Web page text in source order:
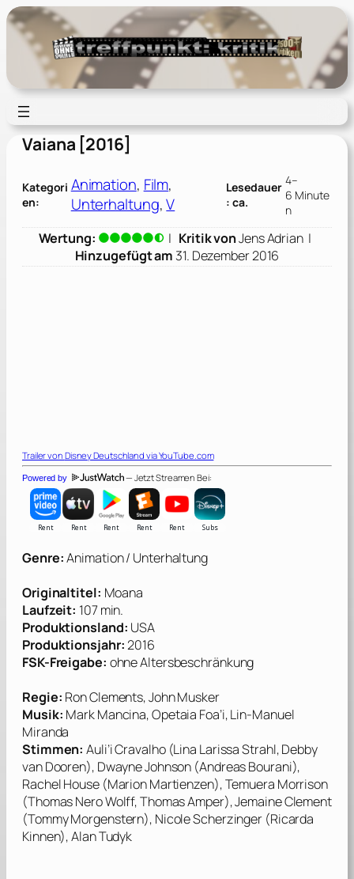
Zum
Inhalt
springen
Vaiana [2016]
Kategori
en:
Animation, Film
Unterhaltung, V
Lesedauer
: ca.
4–
6 Minute
n
Wertung: | Kritik vonJens Adrian|
Hinzugefügt am 31. Dezember 2016
Trailer von Disney Deutschland via YouTube.com
Powered by — Jetzt Streamen Bei:
Genre:Animation / Unterhaltung
Originaltitel: Moana
Laufzeit: 107 min.
Produktionsland: USA
Produktionsjahr:2016
FSK-Freigabe: ohne Altersbeschränkung
Regie: Ron Clements, John Musker
Musik: Mark Mancina, Opetaia Foa’i, Lin-Manuel
Miranda
Stimmen: Auli’i Cravalho (Lina Larissa Strahl, Debby
van Dooren), Dwayne Johnson (Andreas Bourani),
Rachel House (Marion Martienzen), Temuera Morrison
(Thomas Nero Wolff, Thomas Amper), Jemaine Clement
(Tommy Morgenstern), Nicole Scherzinger (Ricarda
Kinnen), Alan Tudyk